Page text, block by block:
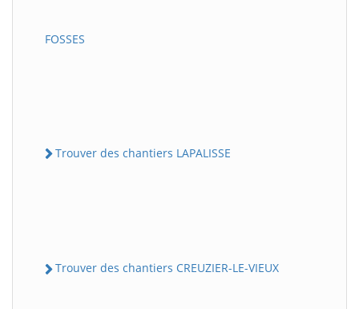
FOSSES
Trouver des chantiers LAPALISSE
Trouver des chantiers CREUZIER-LE-VIEUX